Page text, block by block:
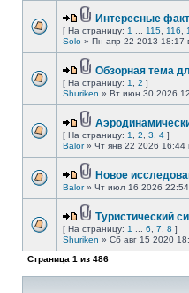
Интересные
[ На страницу: 1 115 116
Solo » Пн апр 22 2013 18:17
Обзорная тема
[ На страницу: 1 2 ]
Shuriken » Вт июн 30 2026
[ На страницу: 1 2 3 4 ]
Balor» Чт янв 22 2026 16:44
Новое
Balor» Чт июл 16 2026
Туристический
[ На страницу: 1 6 7 8 ]
Shuriken » Сб авг 15 2020
Страница 1 из 486